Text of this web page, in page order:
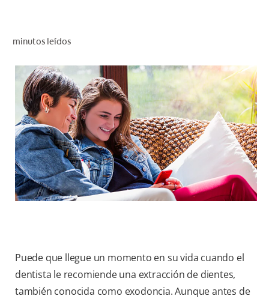
PARA PROFESIONALES
CUPONES
DÓNDE COMPRAR
BO (ES)
SUSCRÍBETE
minutos leídos
Puede que llegue un momento en su vida cuando el
dentista le recomiende una extracción de dientes,
también conocida como exodoncia. Aunque antes de